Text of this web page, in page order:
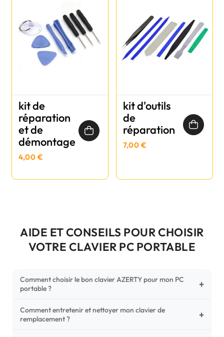
kit de
réparation
et de
démontage
4,00 €
kit d'outils
de
réparation
7,00 €
AIDE ET CONSEILS POUR CHOISIR
VOTRE CLAVIER PC PORTABLE
Comment choisir le bon clavier AZERTY pour mon PC
portable ?
+
Pour ne pas vous tromper, vérifiez trois points critiques sur
votre clavier d'origine : la disposition (AZERTY Français), la
Comment entretenir et nettoyer mon clavier de
remplacement ?
+